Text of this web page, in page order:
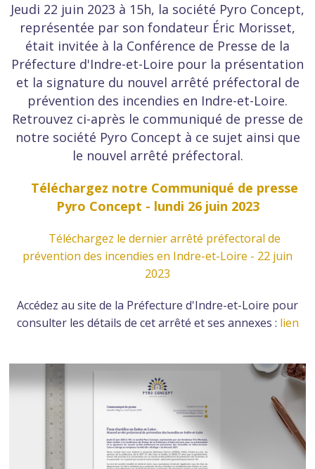
Jeudi 22 juin 2023 à 15h, la société Pyro Concept,
représentée par son fondateur Éric Morisset,
était invitée à la Conférence de Presse de la
Préfecture d'Indre-et-Loire pour la présentation
et la signature du nouvel arrêté préfectoral de
prévention des incendies en Indre-et-Loire.
Retrouvez ci-après le communiqué de presse de
notre société Pyro Concept à ce sujet ainsi que
le nouvel arrêté préfectoral.
Téléchargez notre Communiqué de presse
Pyro Concept - lundi 26 juin 2023
Téléchargez le dernier arrêté préfectoral de
prévention des incendies en Indre-et-Loire - 22 juin
2023
Accédez au site de la Préfecture d'Indre-et-Loire pour
consulter les détails de cet arrêté et ses annexes : lien